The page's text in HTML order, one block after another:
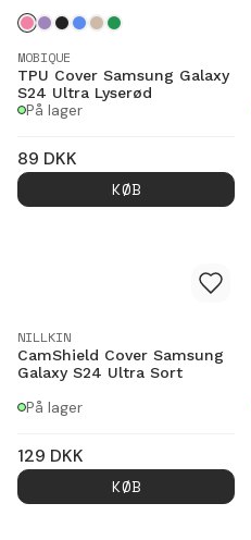
MOBIQUE
TPU Cover Samsung Galaxy
S24 Ultra Lyserød
På lager
89 DKK
KØB
NILLKIN
CamShield Cover Samsung
Galaxy S24 Ultra Sort
På lager
129 DKK
KØB